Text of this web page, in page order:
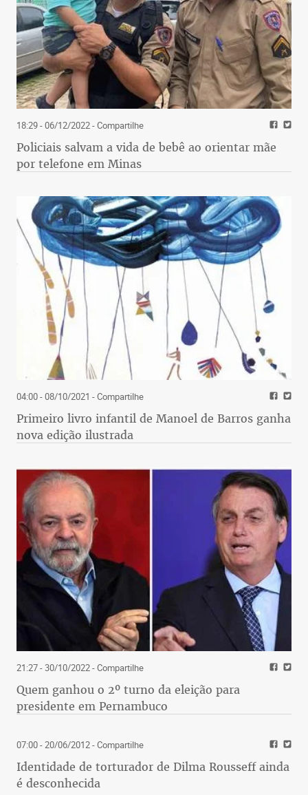
18:29 - 06/12/2022- Compartilhe
Policiais salvam a vida de bebê ao orientar mãe
por telefone em Minas
04:00 - 08/10/2021 - Compartilhe
Primeiro livro infantil de Manoel de Barros ganha
nova edição ilustrada
21:27 - 30/10/2022- Compartilhe
Quem ganhou o 2º turno da eleição para
presidente em Pernambuco
07:00 - 20/06/2012- Compartilhe
Identidade de torturador de Dilma Rousseff ainda
é desconhecida